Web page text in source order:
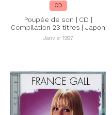
CD
Poupée de son | CD |
Compilation 23 titres | Japon
Janvier 1997